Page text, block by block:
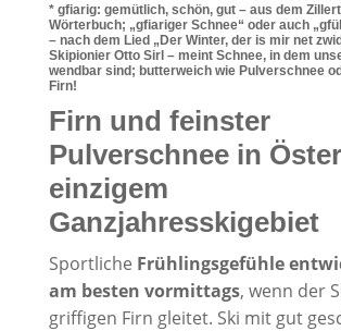
* gfiarig: gemütlich, schön, gut – aus dem
Wörterbuch; „gfiariger Schnee“ oder auch
– nach dem Lied „Der Winter, der is mir net
Skipionier Otto Sirl – meint Schnee, in dem
wendbar sind; butterweich wie Pulverschnee
Firn!
Firn und feinster
Pulverschnee in
einzigem
Ganzjahresskigebiet
Sportliche Frühlingsgefühle
am besten vormittags, wenn der
griffigen Firn gleitet. Ski mit gut